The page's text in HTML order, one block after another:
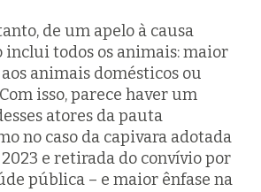
de um apelo à causa
inclui todos os animais: maior
animais domésticos ou
isso, parece haver um
atores da pauta
no caso da capivara adotada
e retirada do convívio por
pública – e maior ênfase na